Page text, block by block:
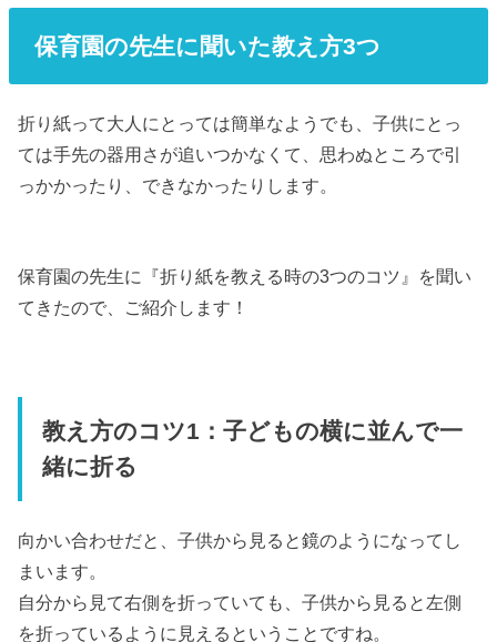
保育園の先生に聞いた教え方3つ
折り紙って大人にとっては簡単なようでも、子供にとっ
ては手先の器用さが追いつかなくて、思わぬところで引
っかかったり、できなかったりします。
保育園の先生に『折り紙を教える時の3つのコツ』を聞い
てきたので、ご紹介します！
教え方のコツ1：子どもの横に並んで一
緒に折る
向かい合わせだと、子供から見ると鏡のようになってし
まいます。
自分から見て右側を折っていても、子供から見ると左側
を折っているように見えるということですね。